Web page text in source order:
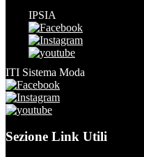
IPSIA
ITI Sistema Moda
Sezione Link Utili